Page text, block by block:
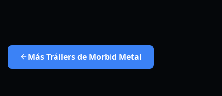
MásTráilers de Morbid Metal